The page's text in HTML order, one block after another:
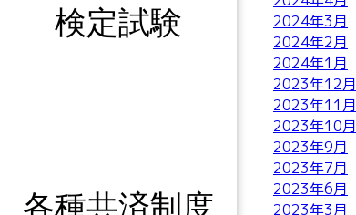
検定試験
各種共済制度
2024年3月
2024年2月
2024年1月
2023年12月
2023年11月
2023年10月
2023年9月
2023年7月
2023年6月
2023年3月